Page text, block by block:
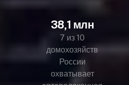
38,1 млн
7 из 10
домохозяйств
России
охватывает